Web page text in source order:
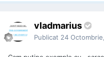
vladmarius
Publicat 24